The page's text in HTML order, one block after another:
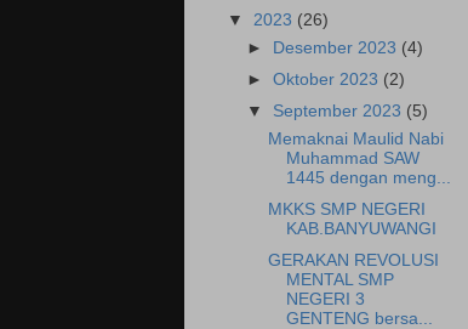
▼ 2023 (26)
►
Desember 2023 (4)
►Oktober 2023 (2)
▼ September 2023 (5)
Memaknai Maulid Nabi
Muhammad SAW
1445 dengan meng...
MKKS SMP NEGERI
KAB.BANYUWANGI
GERAKAN REVOLUSI
MENTAL SMP
NEGERI 3
GENTENG bersa...